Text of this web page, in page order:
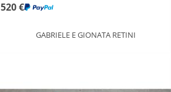
520 €
GABRIELE E GIONATA RETINI